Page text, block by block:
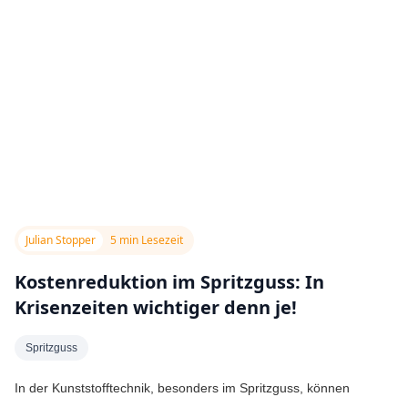
Julian Stopper 5 min Lesezeit
Kostenreduktion im Spritzguss: In
Krisenzeiten wichtiger denn je!
Spritzguss
In der Kunststofftechnik, besonders im Spritzguss, können